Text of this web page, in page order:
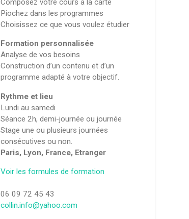
Composez votre cours à la carte
Piochez dans les programmes
Choisissez ce que vous voulez étudier
Formation personnalisée
Analyse de vos besoins
Construction d’un contenu et d’un
programme adapté à votre objectif.
Rythme et lieu
Lundi au samedi
Séance 2h, demi-journée ou journée
Stage une ou plusieurs journées
consécutives ou non.
Paris, Lyon, France, Etranger
Voir les formules de formation
06 09 72 45 43
collin.info@yahoo.com